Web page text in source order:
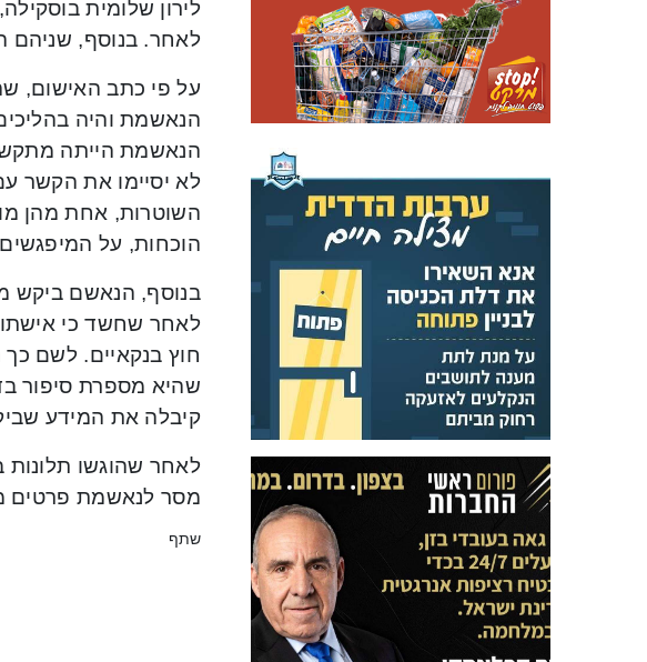
לאחר. בנוסף, שניהם
על פי כתב האישום,
הנאשמת והיה
הנאשמת הייתה
לא יסיימו את הקשר
השוטרות, אחת מהן
הוכחות, על
בנוסף, הנאשם ביקש
לאחר שחשד כי
חוץ בנקאיים. לשם
שהיא מספרת סיפור
קיבלה את המידע
לאחר שהוגשו
מסר לנאשמת פרטים
שתף